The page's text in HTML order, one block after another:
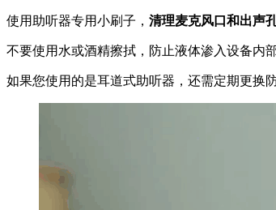
使用助听器专用小刷子， 清理麦克风口和出声
不要使用水或酒精擦拭，防止液体渗入设备内部
如果您使用的是耳道式助听器，还需定期更换